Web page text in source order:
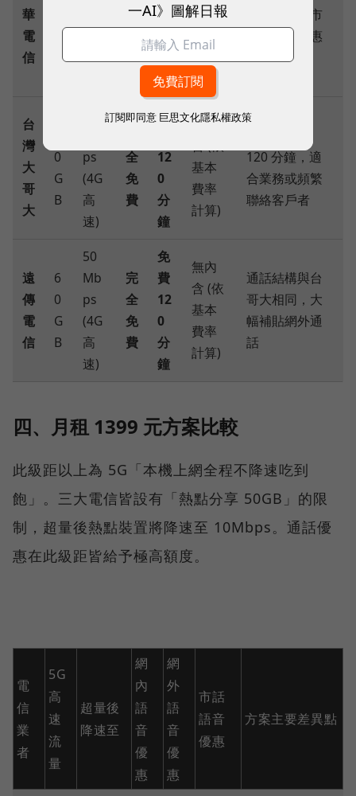
華
電
信
G
高
全
費
60
分
鐘
75 分
鐘
限制免費；市
話與網外優惠
時數均衡
台
灣
大
哥
大
0
G
B
ps
(4G
高
速)
全
免
費
免
12
0
分
鐘
無內
基本
費率
計算)
120 分鐘，適
合業務或頻繁
聯絡客戶者
遠
傳
電
信
6
0
G
B
50
Mb
ps
(4G
高
速)
完
全
免
費
免
費
12
0
分
鐘
無內
含 (依
基本
費率
計算)
通話結構與台
哥大相同，大
幅補貼網外通
話
四、月租 1399 元方案比較
此級距以上為 5G「本機上網全程不降速吃到
飽」。三大電信皆設有「熱點分享 50GB」的限
制，超量後熱點裝置將降速至 10Mbps。通話優
惠在此級距皆給予極高額度。
電
信
業
者
5G
高
速
流
量
超量後
降速至
網
內
語
音
優
惠
網
外
語
音
優
惠
市話
語音
優惠
方案主要差異點
一AI》圖解日報
訂閱即同意 巨思文化隱私權政策